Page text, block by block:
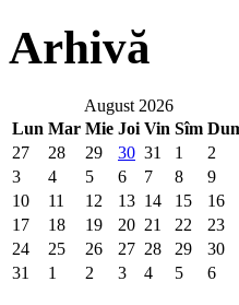
Arhivă
August 2026
Lun Mar Mie Joi Vin Sîm
27
28 29 30 31 1
2
3
4 5 6 7 8
9
10
11 12 13 14 15
16
17
18 19 20 21 22
23
24
25 26 27 28 29
30
31
1 2 3 4 5 6